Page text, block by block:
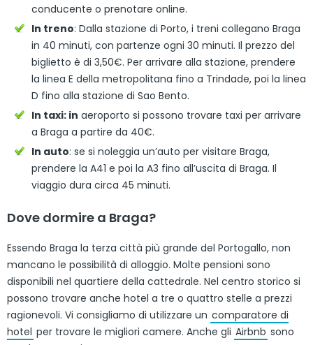
conducente o prenotare online.
In treno: Dalla stazione di Porto, i treni collegano Braga
in 40 minuti, con partenze ogni 30 minuti. Il prezzo del
biglietto è di 3,50€. Per arrivare alla stazione, prendere
la linea E della metropolitana fino a Trindade, poi la linea
D fino alla stazione di Sao Bento.
In taxi: in aeroporto si possono trovare taxi per arrivare
a Braga a partire da 40€.
In auto: se si noleggia un’auto per visitare Braga,
prendere la A41 e poi la A3 fino all’uscita di Braga. Il
viaggio dura circa 45 minuti.
Dove dormire a Braga?
Essendo Braga la terza città più grande del Portogallo, non
mancano le possibilità di alloggio. Molte pensioni sono
disponibili nel quartiere della cattedrale. Nel centro storico si
possono trovare anche hotel a tre o quattro stelle a prezzi
ragionevoli. Vi consigliamo di utilizzare un comparatore di
hotel per trovare le migliori camere. Anche gli Airbnb sono